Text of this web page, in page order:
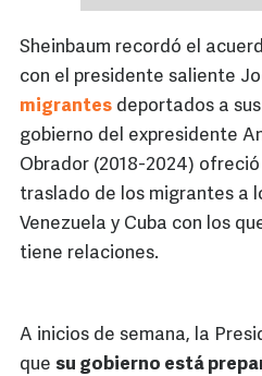
Sheinbaum recordó el
con el presidente saliente
migrantes deportados a
gobierno del expresidente
Obrador (2018-2024)
traslado de los migrantes a
Venezuela y Cuba con los
tiene relaciones.
A inicios de semana, la
que su gobierno está